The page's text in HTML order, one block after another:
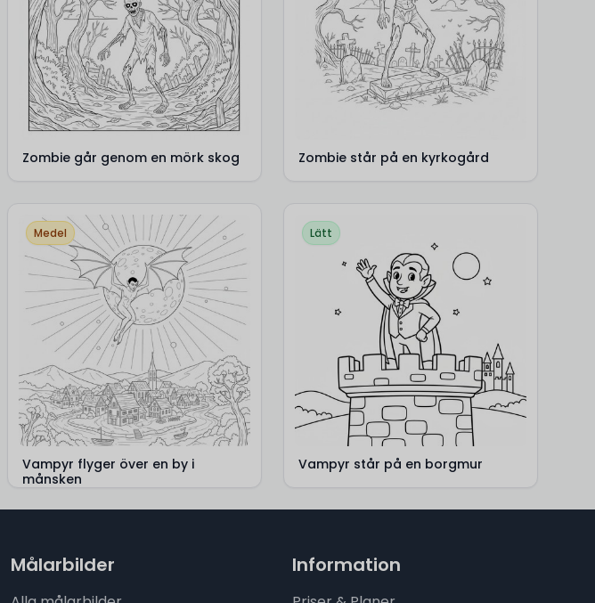
Zombie går genom en mörk skog Zombie står på en kyrkogård
Medel
Vampyr flyger över en by i
månsken
Lätt
Vampyr står på en borgmur
Målarbilder Information